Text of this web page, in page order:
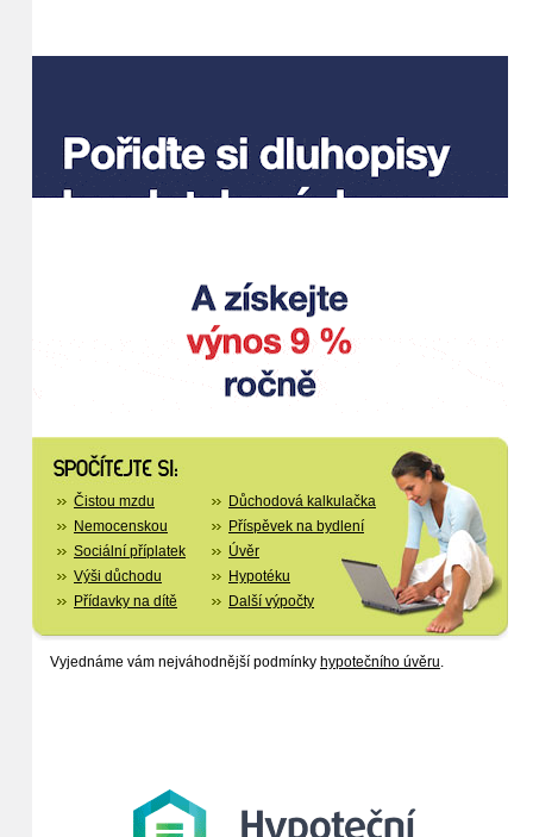
Čistou mzdu
Nemocenskou
Sociální příplatek
Výši důchodu
Přídavky na dítě
Důchodová kalkulačka
Příspěvek na bydlení
Úvěr
Hypotéku
Další výpočty
Vyjednáme vám nejváhodnější podmínky hypotečního úvěru.